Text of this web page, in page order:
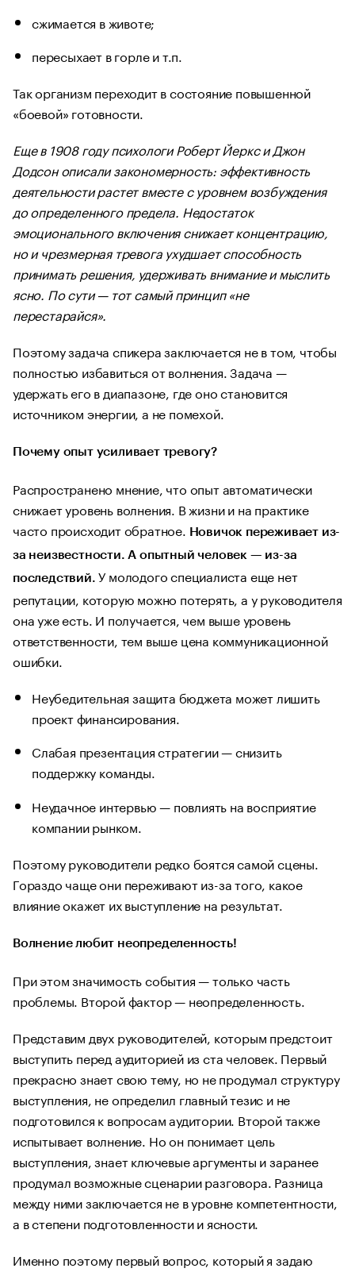
сжимается в животе;
пересыхает в горле и т.п.
Так организм переходит в состояние повышенной
«боевой» готовности.
Еще в 1908 году психологи Роберт Йеркс и Джон
Додсон описали закономерность: эффективность
деятельности растет вместе с уровнем возбуждения
до определенного предела. Недостаток
эмоционального включения снижает концентрацию,
но и чрезмерная тревога ухудшает способность
принимать решения, удерживать внимание и мыслить
ясно. По сути — тот самый принцип «не
перестарайся».
Поэтому задача спикера заключается не в том, чтобы
полностью избавиться от волнения. Задача —
удержать его в диапазоне, где оно становится
источником энергии, а не помехой.
Почему опыт усиливает тревогу?
Распространено мнение, что опыт автоматически
снижает уровень волнения. В жизни и на практике
часто происходит обратное. Новичок переживает из-
за неизвестности. А опытный человек — из-за
последствий.У молодого специалиста еще нет
репутации, которую можно потерять, а у руководителя
она уже есть. И получается, чем выше уровень
ответственности, тем выше цена коммуникационной
ошибки.
Неубедительная защита бюджета может лишить
проект финансирования.
Слабая презентация стратегии — снизить
поддержку команды.
Неудачное интервью — повлиять на восприятие
компании рынком.
Поэтому руководители редко боятся самой сцены.
Гораздо чаще они переживают из-за того, какое
влияние окажет их выступление на результат.
Волнение любит неопределенность!
При этом значимость события — только часть
проблемы. Второй фактор — неопределенность.
Представим двух руководителей, которым предстоит
выступить перед аудиторией из ста человек. Первый
прекрасно знает свою тему, но не продумал структуру
выступления, не определил главный тезис и не
подготовился к вопросам аудитории. Второй также
испытывает волнение. Но он понимает цель
выступления, знает ключевые аргументы и заранее
продумал возможные сценарии разговора. Разница
между ними заключается не в уровне компетентности,
а в степени подготовленности и ясности.
Именно поэтому первый вопрос, который я задаю